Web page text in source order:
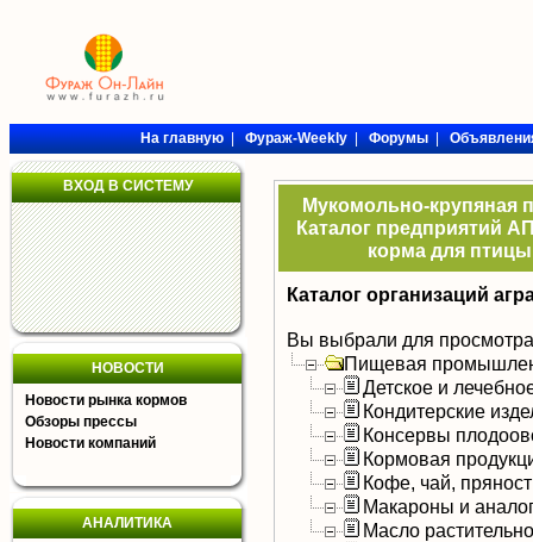
На главную|Фураж-Weekly|Форумы|
ВХОД В СИСТЕМУ
НОВОСТИ
Новости рынка кормов
Обзоры прессы
Новости компаний
АНАЛИТИКА
Мукомольно-крупяная
Каталог предприятий
корма для
Каталог организаций
Вы выбрали для
Пищевая
Детское и
Кондитерские
Консервы
Кормовая
Кофе, чай,
Макароны и
Масло